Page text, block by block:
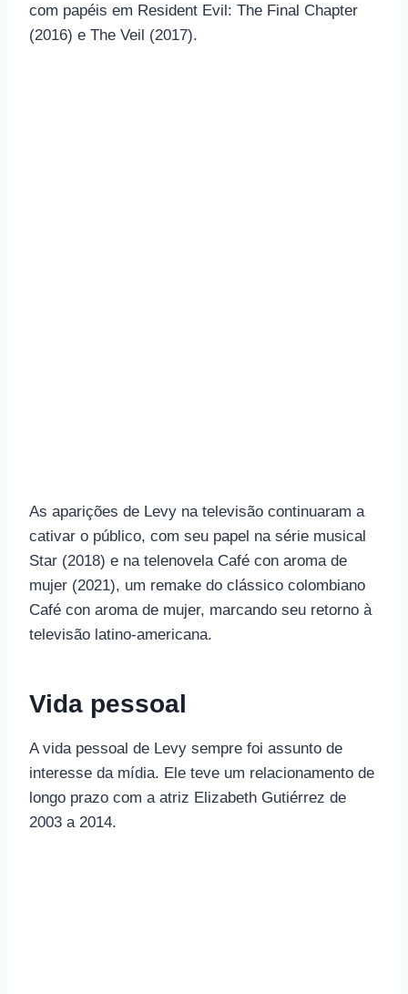
com papéis em Resident Evil: The Final Chapter
(2016) e The Veil (2017).
As aparições de Levy na televisão continuaram a
cativar o público, com seu papel na série musical
Star (2018) e na telenovela Café con aroma de
mujer (2021), um remake do clássico colombiano
Café con aroma de mujer, marcando seu retorno à
televisão latino-americana.
Vida pessoal
A vida pessoal de Levy sempre foi assunto de
interesse da mídia. Ele teve um relacionamento de
longo prazo com a atriz Elizabeth Gutiérrez de
2003 a 2014.